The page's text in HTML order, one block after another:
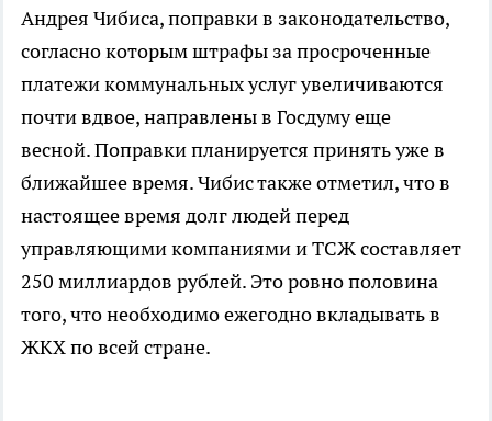
Андрея Чибиса, поправки в законодательство,
согласно которым штрафы за просроченные
платежи коммунальных услуг увеличиваются
почти вдвое, направлены в Госдуму еще
весной. Поправки планируется принять уже в
ближайшее время. Чибис также отметил, что в
настоящее время долг людей перед
управляющими компаниями и ТСЖ составляет
250 миллиардов рублей. Это ровно половина
того, что необходимо ежегодно вкладывать в
ЖКХ по всей стране.